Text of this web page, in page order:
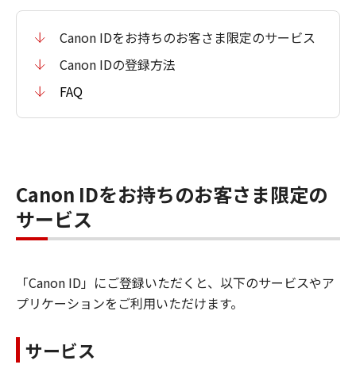
Canon IDをお持ちのお客さま限定のサービス
Canon IDの登録方法
FAQ
Canon IDをお持ちのお客さま限定の
サービス
「Canon ID」にご登録いただくと、以下のサービスやア
プリケーションをご利用いただけます。
サービス